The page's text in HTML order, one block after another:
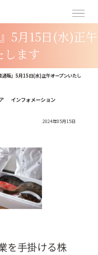
5月15日(水)正午
します
通販』5月15日(水)正午オープンいたし
インフォメーション
2024年05月15日
を手掛ける株